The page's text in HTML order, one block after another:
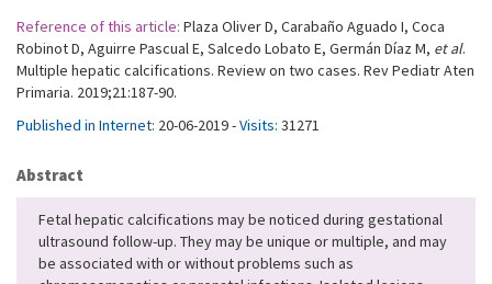
Reference of this article: Plaza Oliver D, Carabaño Aguado I, Coca
Robinot D, Aguirre Pascual E, Salcedo Lobato E, Germán Díaz M, et al.
Multiple hepatic calcifications. Review on two cases. Rev Pediatr Aten
Primaria. 2019;21:187-90.
Published in Internet: 20-06-2019 -Visits: 31271
Abstract
Fetal hepatic calcifications may be noticed during gestational
ultrasound follow-up. They may be unique or multiple, and may
be associated with or without problems such as